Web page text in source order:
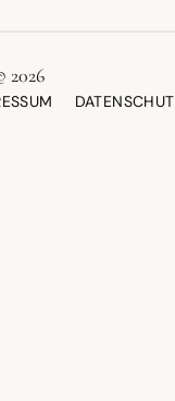
2026